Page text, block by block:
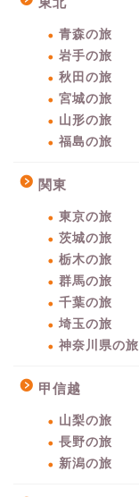
青森の旅
岩手の旅
秋田の旅
宮城の旅
山形の旅
福島の旅
関東
東京の旅
茨城の旅
栃木の旅
群馬の旅
千葉の旅
埼玉の旅
神奈川県の旅
甲信越
山梨の旅
長野の旅
新潟の旅